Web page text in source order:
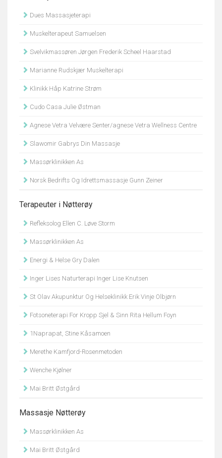
Dues Massasjeterapi
Muskelterapeut Samuelsen
Svelvikmassøren Jørgen Frederik Scheel Haarstad
Marianne Rudskjær Muskelterapi
Klinikk Håp Katrine Strøm
Cudo Casa Julie Østman
Agnese Vetra Velvære Senter/agnese Vetra Wellness Centre
Slawomir Gabrys Din Massasje
Massørklinikken As
Norsk Bedrifts Og Idrettsmassasje Gunn Zeiner
Terapeuter i Nøtterøy
Refleksolog Ellen C. Løve Storm
Massørklinikken As
Energi & Helse Gry Dalen
Inger Lises Naturterapi Inger Lise Knutsen
St Olav Akupunktur Og Helseklinikk Erik Vinje Olbjørn
Fotsoneterapi For Kropp Sjel & Sinn Rita Hellum Foyn
1Naprapat, Stine Kåsamoen
Merethe Kamfjord-Rosenmetoden
Wenche Kjølner
Mai Britt Østgård
Massasje Nøtterøy
Massørklinikken As
Mai Britt Østgård